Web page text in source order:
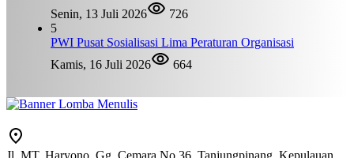
Senin, 13 Juli 2026
726
5
PWI Pusat Sosialisasi Lima Peraturan Organisasi
Kamis, 16 Juli 2026
664
Jl. MT. Haryono, Gg. Cemara No.36, Tanjungpinang, Kepulauan